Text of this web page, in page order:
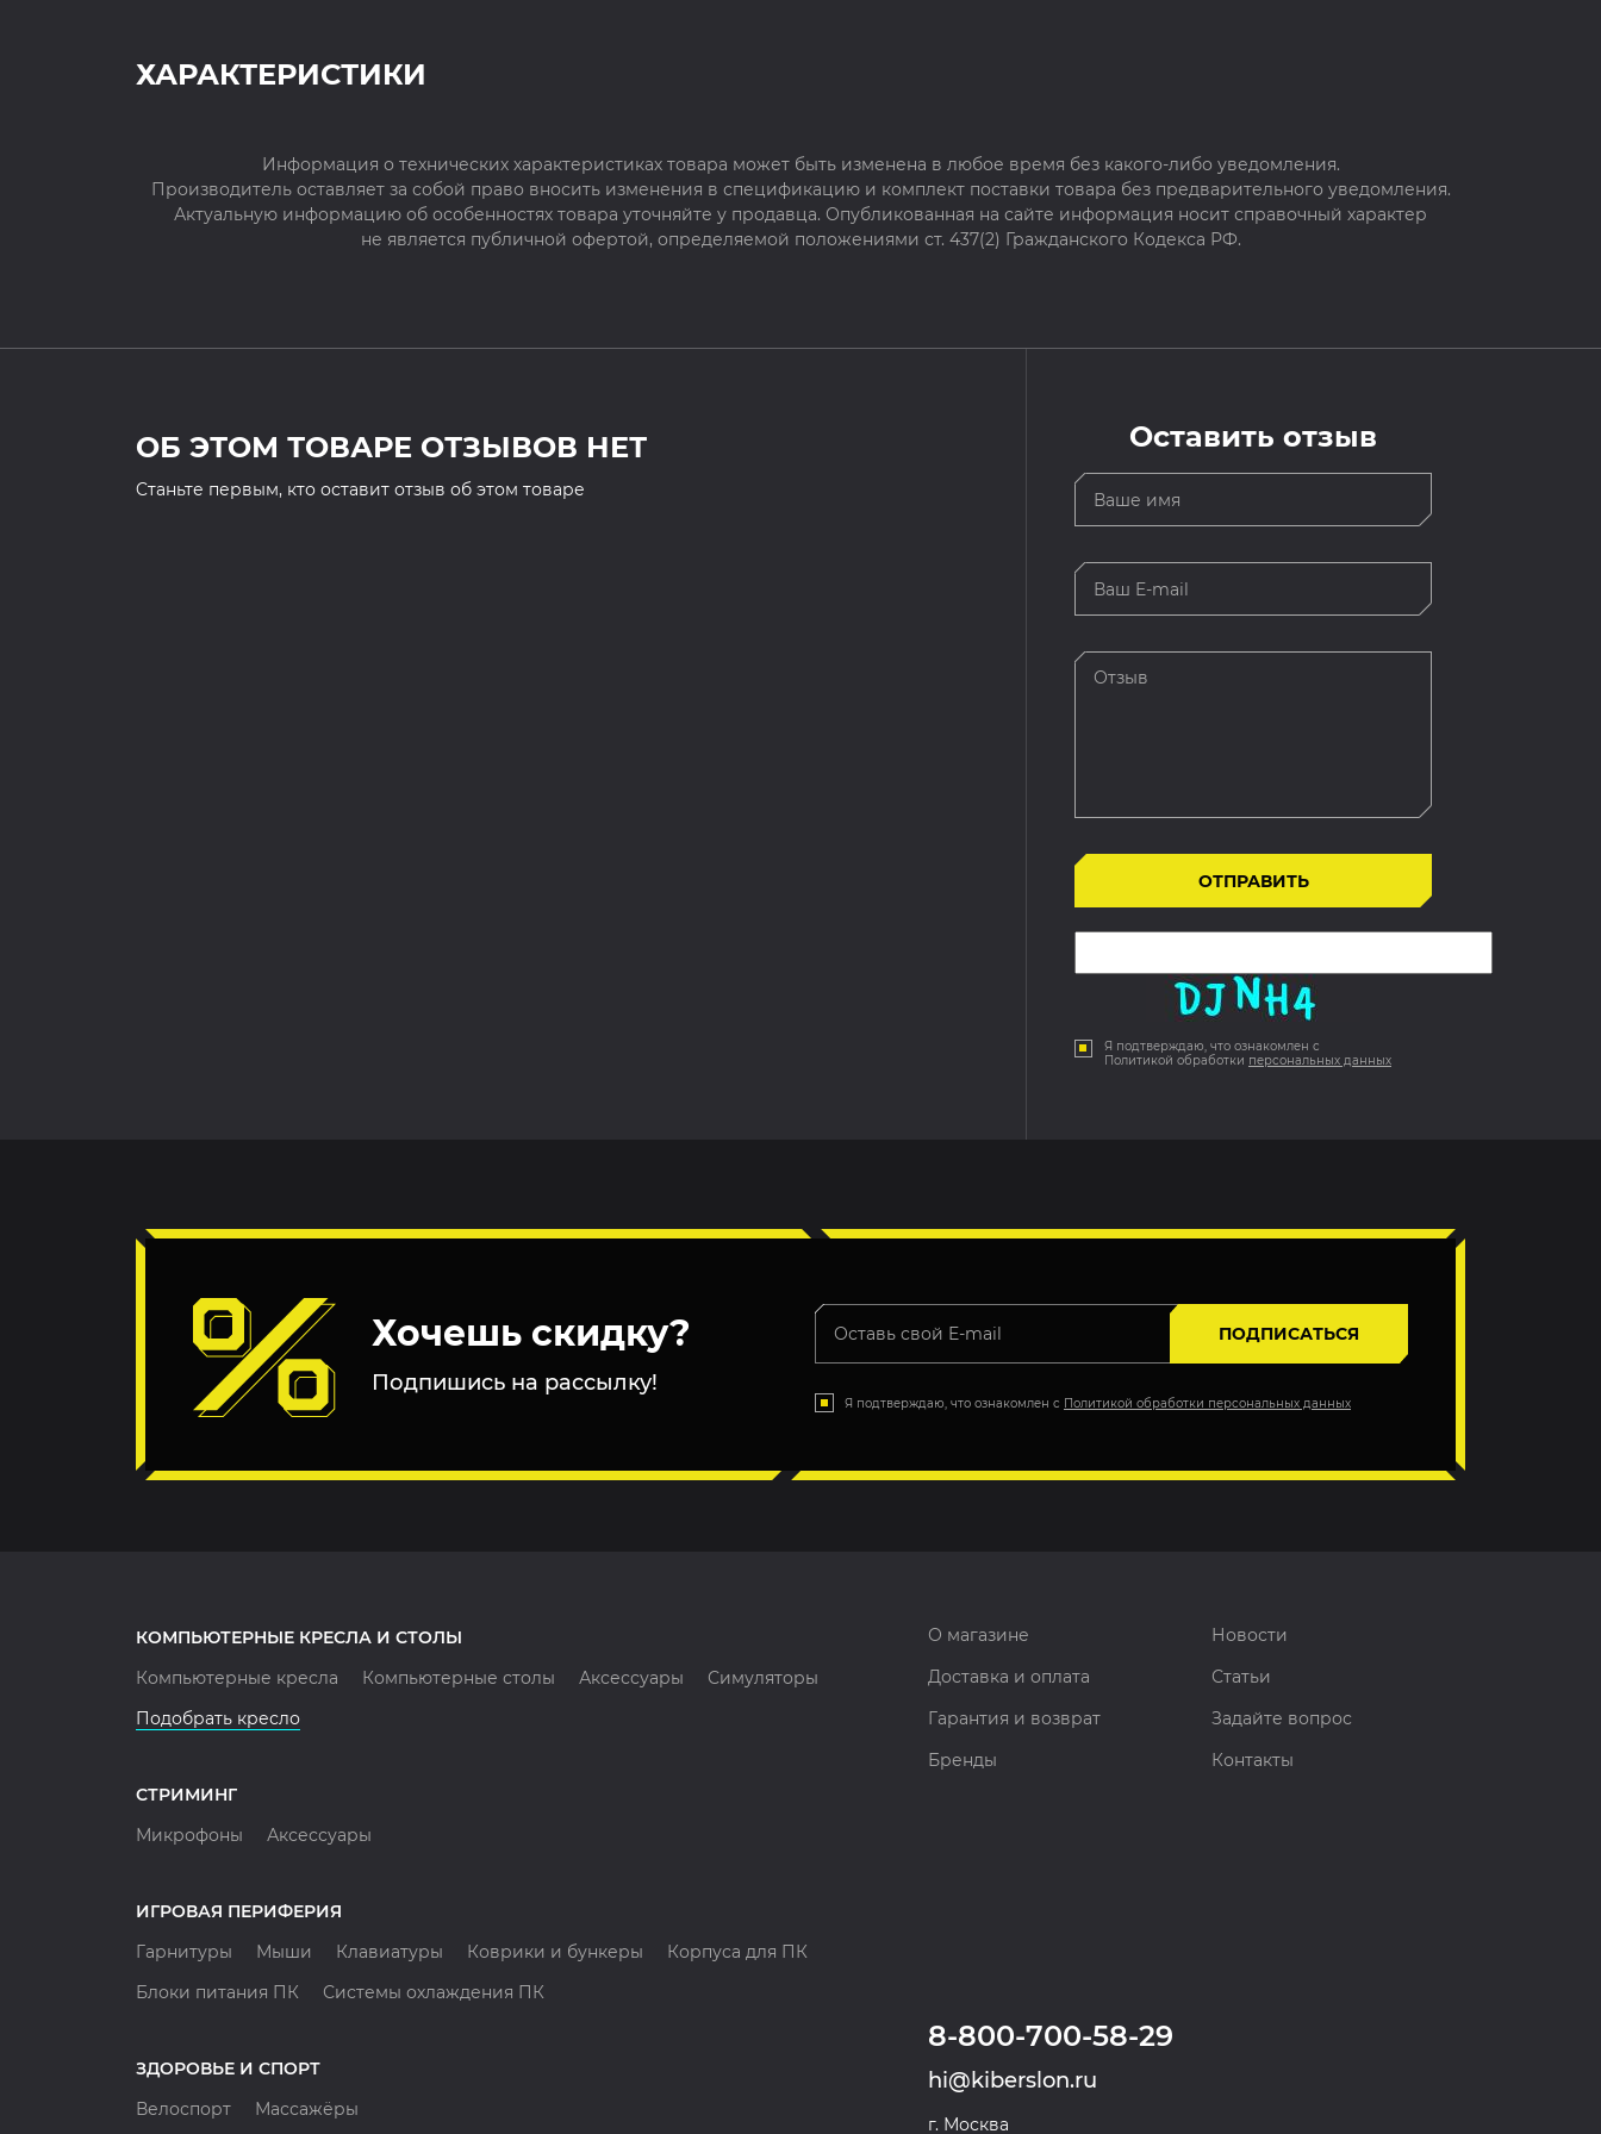
ХАРАКТЕРИСТИКИ
Информация о технических характеристиках товара может быть изменена в любое время без какого-либо уведомления.
Производитель оставляет за собой право вносить изменения в спецификацию и комплект поставки товара без предварительного уведомления.
Актуальную информацию об особенностях товара уточняйте у продавца. Опубликованная на сайте информация носит справочный характер
не является публичной офертой, определяемой положениями ст. 437(2) Гражданского Кодекса РФ.
ОБ ЭТОМ ТОВАРЕ ОТЗЫВОВ НЕТ
Cтаньте первым, кто оставит отзыв об этом товаре
Оставить отзыв
Я подтверждаю, что ознакомлен с
Политикой обработки персональных данных
Хочешь скидку?
Подпишись на рассылку!
ПОДПИСАТЬСЯ
Я подтверждаю, что ознакомлен с Политикой обработки персональных данных
КОМПЬЮТЕРНЫЕ КРЕСЛА И СТОЛЫ
Компьютерные кресла
Компьютерные столы Аксессуары
Симуляторы
Подобрать кресло
СТРИМИНГ
Микрофоны
Аксессуары
ИГРОВАЯ ПЕРИФЕРИЯ
Гарнитуры
Мыши Клавиатуры Коврики и бункеры
Корпуса для ПК
Блоки питания ПК
Системы охлаждения ПК
ЗДОРОВЬЕ И СПОРТ
Велоспорт
Массажёры
О магазине
Новости
Доставка и оплата
Статьи
Гарантия и возврат
Задайте вопрос
Бренды
Контакты
8-800-700-58-29
hi@kiberslon.ru
г. Москва